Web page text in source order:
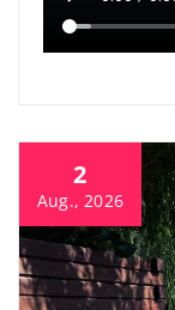
2
Aug., 2026